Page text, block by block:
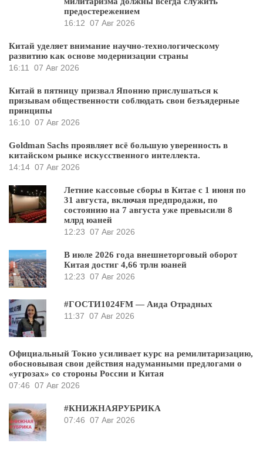
предостережением
16:12 07 Авг 2026
Китай уделяет внимание научно-технологическому
развитию как основе модернизации страны
16:11
07 Авг 2026
Китай в пятницу призвал Японию прислушаться к
призывам общественности соблюдать свои безъядерные
принципы
16:10 07 Авг 2026
Goldman Sachs проявляет всё большую уверенность в
китайском рынке искусственного интеллекта.
14:14 07 Авг 2026
Летние кассовые сборы в Китае с 1 июня по
31 августа, включая предпродажи, по
состоянию на 7 августа уже превысили 8
млрд юаней
12:23 07 Авг 2026
В июле 2026 года внешнеторговый оборот
Китая достиг 4,66 трлн юаней
12:23 07 Авг 2026
#ГОСТИ1024FM — Аида Отрадных
11:37 07 Авг 2026
Официальный Токио усиливает курс на ремилитаризацию,
обосновывая свои действия надуманными предлогами о
«угрозах» со стороны России и Китая
07:46 07 Авг 2026
#КНИЖНАЯРУБРИКА
07:46 07 Авг 2026